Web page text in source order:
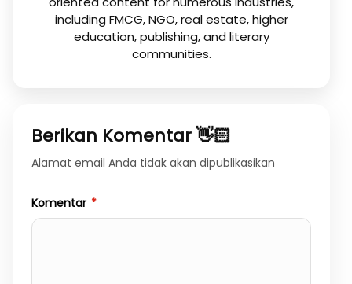
including FMCG, NGO, real estate, higher
education, publishing, and literary
communities.
Berikan Komentar 👋🏻
Alamat email Anda tidak akan dipublikasikan
Komentar *